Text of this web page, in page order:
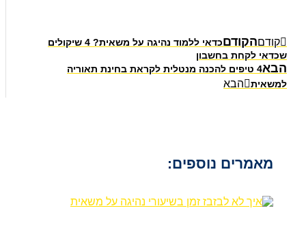
קודםהקודם
כדאי ללמוד נהיגה על משאית? 4 שיקולים
שכדאי לקחת בחשבון
הבא
4 טיפים להכנה מנטלית לקראת בחינת תאוריה
למשאית
הבא
מאמרים נוספים: